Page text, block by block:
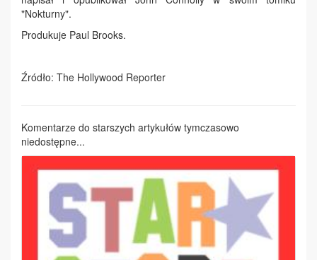
"Nokturny".
Produkuje Paul Brooks.
Źródło: The Hollywood Reporter
Komentarze do starszych artykułów tymczasowo
niedostępne...